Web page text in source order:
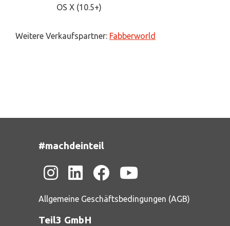
OS X (10.5+)
Weitere Verkaufspartner: Fabberworld
#machdeinteil
Allgemeine Geschäftsbedingungen (AGB)
Teil3 GmbH